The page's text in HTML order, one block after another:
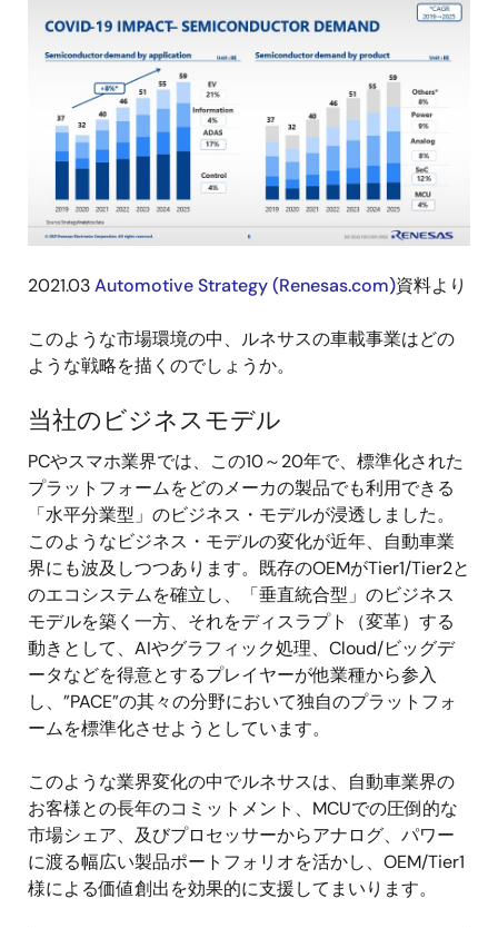
像
2021.03Automotive Strategy (Renesas.com)資料より
このような市場環境の中、ルネサスの車載事業はどの
ような戦略を描くのでしょうか。
当社のビジネスモデル
PCやスマホ業界では、この10～20年で、標準化された
プラットフォームをどのメーカの製品でも利用できる
「水平分業型」のビジネス・モデルが浸透しました。
このようなビジネス・モデルの変化が近年、自動車業
界にも波及しつつあります。既存のOEMがTier1/Tier2と
のエコシステムを確立し、「垂直統合型」のビジネス
モデルを築く一方、それをディスラプト（変革）する
動きとして、AIやグラフィック処理、Cloud/ビッグデ
ータなどを得意とするプレイヤーが他業種から参入
し、”PACE”の其々の分野において独自のプラットフォ
ームを標準化させようとしています。
このような業界変化の中でルネサスは、自動車業界の
お客様との長年のコミットメント、MCUでの圧倒的な
市場シェア、及びプロセッサーからアナログ、パワー
に渡る幅広い製品ポートフォリオを活かし、OEM/Tier1
様による価値創出を効果的に支援してまいります。